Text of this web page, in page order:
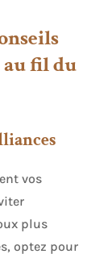
fil du
vos
plus
optez pour